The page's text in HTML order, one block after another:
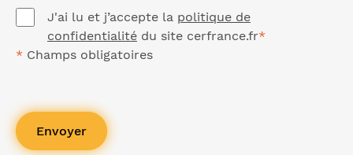
J'ai lu et j’accepte la politique de
confidentialité du site cerfrance.fr*
* Champs obligatoires
Envoyer